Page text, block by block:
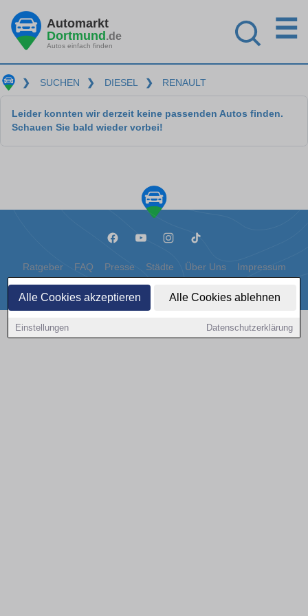
Alle Cookies akzeptieren Alle Cookies ablehnen
Einstellungen Datenschutzerklärung
Automarkt
Dortmund.de
Autos einfach finden
☰
❯ SUCHEN ❯ DIESEL ❯ RENAULT
Leider konnten wir derzeit keine passenden Autos finden.
Schauen Sie bald wieder vorbei!
Ratgeber FAQ Presse Städte Über Uns Impressum
Datenschutz Cookies
Copyright © 2000 - 2026 | 1A Infosysteme GmbH | Content by: 1a-sites-autos